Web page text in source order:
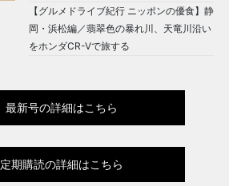
【グルメドライブ紀行 ニッポンの優食】静
岡・浜松編／翡翠色の暴れ川、天竜川沿い
をホンダCR-Vで旅する
最新号の詳細はこちら
定期購読の詳細はこちら